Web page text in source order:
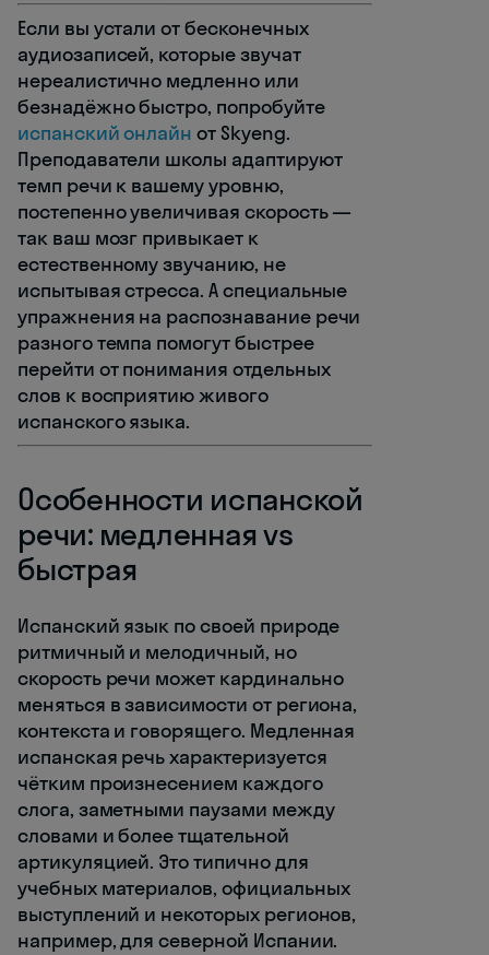
Если вы устали от бесконечных
аудиозаписей, которые звучат
нереалистично медленно или
безнадёжно быстро, попробуйте
испанский онлайн от Skyeng.
Преподаватели школы адаптируют
темп речи к вашему уровню,
постепенно увеличивая скорость —
так ваш мозг привыкает к
естественному звучанию, не
испытывая стресса. А специальные
упражнения на распознавание речи
разного темпа помогут быстрее
перейти от понимания отдельных
слов к восприятию живого
испанского языка.
Особенности испанской
речи: медленная vs
быстрая
Испанский язык по своей природе
ритмичный и мелодичный, но
скорость речи может кардинально
меняться в зависимости от региона,
контекста и говорящего. Медленная
испанская речь характеризуется
чётким произнесением каждого
слога, заметными паузами между
словами и более тщательной
артикуляцией. Это типично для
учебных материалов, официальных
выступлений и некоторых регионов,
например, для северной Испании.